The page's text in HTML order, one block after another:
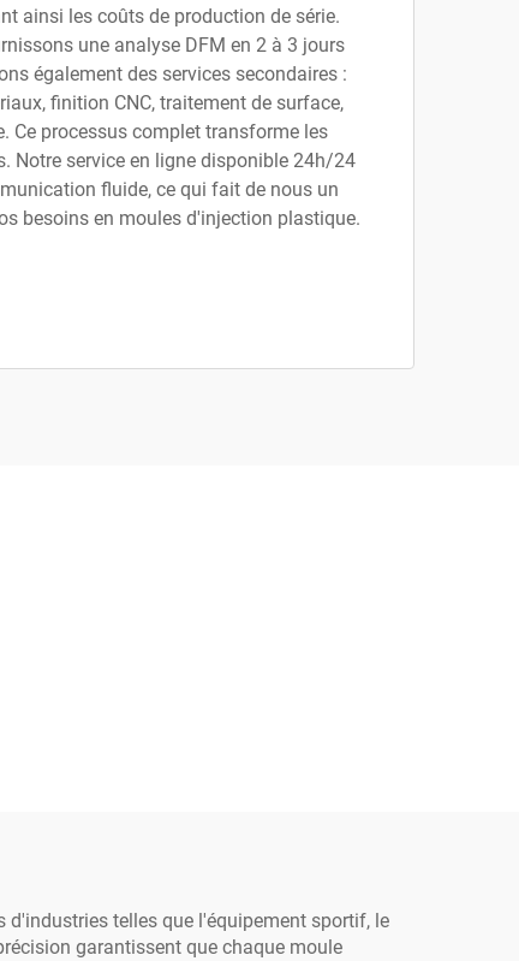
ainsi les coûts de production de série.
une analyse DFM en 2 à 3 jours
également des services secondaires :
finition CNC, traitement de surface,
Ce processus complet transforme les
Notre service en ligne disponible 24h/24
fluide, ce qui fait de nous un
besoins en moules d'injection plastique.
telles que l'équipement sportif, le
garantissent que chaque moule